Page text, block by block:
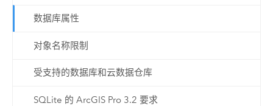
数据库属性
对象名称限制
受支持的数据库和云数据仓库
SQLite 的 ArcGIS Pro 3.2 要求